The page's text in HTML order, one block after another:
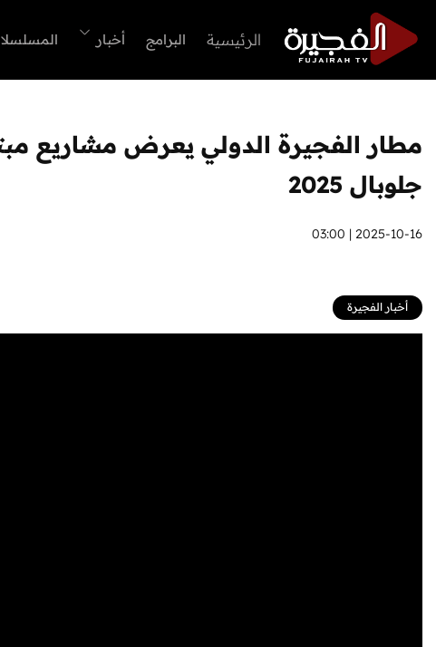
الرئيسية البرامج أخبار
مطار الفجيرة الدولي يعرض مشاريع
جلوبال 2025
2025-10-16 | 03:00
أخبار الفجيرة